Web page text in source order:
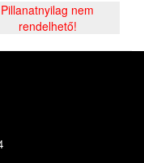
Pillanatnyilag nem
rendelhető!